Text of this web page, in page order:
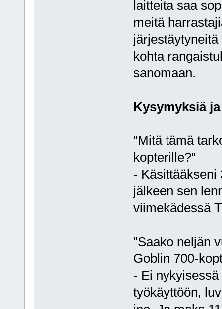
laitteita saa
meitä
kohta
sanomaan.
Kysymyksiä
"Mitä tämä
kopterille?"
- Käsittääkseni
jälkeen sen
viimekädessä
"Saako neljän
Goblin 700-
- Ei
työkäyttöön,